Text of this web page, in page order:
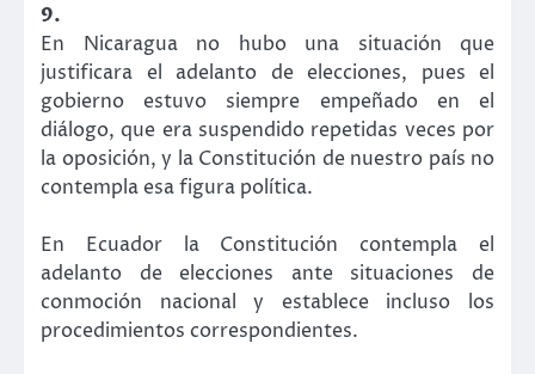
9.
En Nicaragua no hubo una situación que
justificara el adelanto de elecciones, pues el
gobierno estuvo siempre empeñado en el
diálogo, que era suspendido repetidas veces por
la oposición, y la Constitución de nuestro país no
contempla esa figura política.
En Ecuador la Constitución contempla el
adelanto de elecciones ante situaciones de
conmoción nacional y establece incluso los
procedimientos correspondientes.